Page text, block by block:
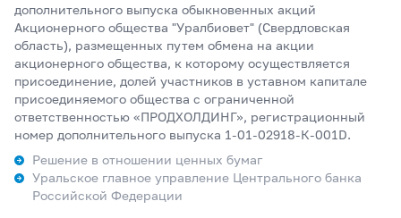
дополнительного выпуска обыкновенных акций
Акционерного общества "Уралбиовет" (Свердловская
область), размещенных путем обмена на акции
акционерного общества, к которому осуществляется
присоединение, долей участников в уставном капитале
присоединяемого общества с ограниченной
ответственностью «ПРОДХОЛДИНГ», регистрационный
номер дополнительного выпуска 1-01-02918-К-001D.
Решение в отношении ценных бумаг
Уральское главное управление Центрального банка
Российской Федерации